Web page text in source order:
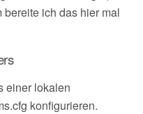
ich das hier mal
einer lokalen
konfigurieren.